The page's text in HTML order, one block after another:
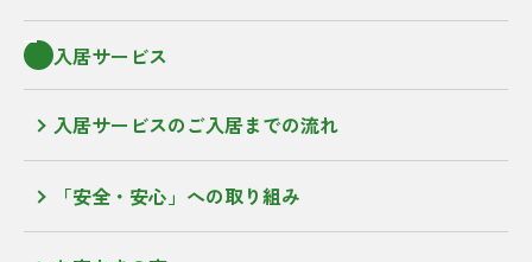
入居サービス
入居サービスのご入居までの流れ
「安全・安心」への取り組み